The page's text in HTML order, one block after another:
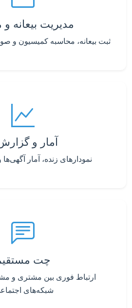
مدیریت بیعانه و
ثبت بیعانه، محاسبه کمیسیون و
آمار و
نمودارهای زنده، آمار
چت
ارتباط فوری بین مشتری و
شبکه‌های